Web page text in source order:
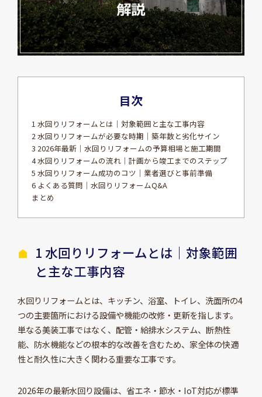
目次
1 水回りリフォームとは｜対象範囲と主な工事内容
2 水回りリフォームが必要な時期｜築年数と劣化サイン
3 2026年最新｜水回りリフォームの予算相場と施工期間
4 水回りリフォームの流れ｜計画から竣工までのステップ
5 水回りリフォーム成功のコツ｜業者選びと事前準備
6 よくある質問｜水回りリフォームQ&A
まとめ
1 水回りリフォームとは｜対象範囲
と主な工事内容
水回りリフォームとは、キッチン、浴室、トイレ、洗面所の4
つの主要箇所における設備や機能の改修・更新を指します。
単なる美装工事ではなく、配管・給排水システム、断熱性
能、防水機能などの根本的な改善を含むため、家全体の快適
性と耐久性に大きく関わる重要な工事です。
2026年の最新水回り設備は、省エネ・節水・IoT対応が標準